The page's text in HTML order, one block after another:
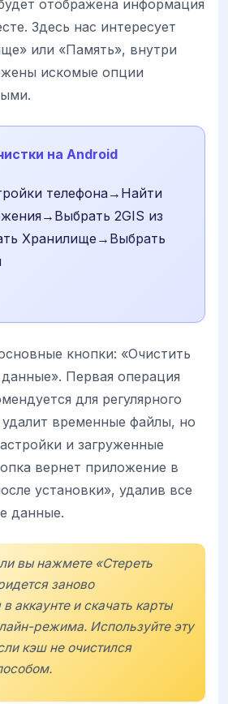
отображена информация
Здесь нас интересует
или «Память», внутри
искомые опции
на Android
телефона→Найти
2GIS из
Хранилище→Выбрать
кнопки: «Очистить
Первая операция
для регулярного
временные файлы, но
и загруженные
вернет приложение в
установки», удалив все
данные.
вы нажмете «Стереть
заново
аккаунте и скачать карты
режима. Используйте эту
кэш не очистился